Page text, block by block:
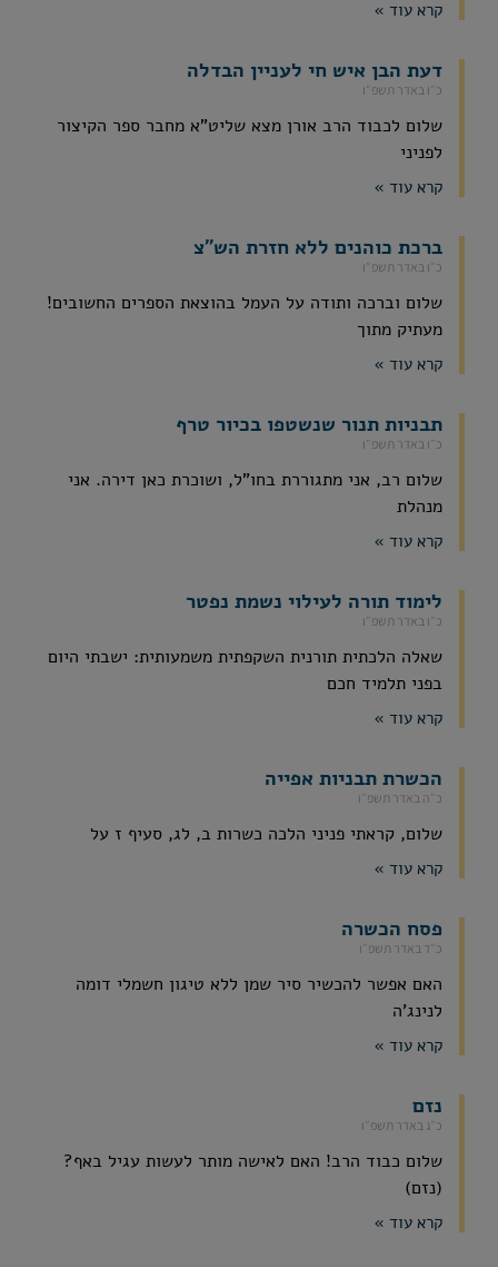
קרא עוד »
דעת הבן איש חי לעניין הבדלה
כ״ו באדר תשפ״ו
שלום לכבוד הרב אורן מצא שליט"א מחבר ספר הקיצור
לפניני
קרא עוד »
ברכת כוהנים ללא חזרת הש"צ
כ״ו באדר תשפ״ו
שלום וברכה ותודה על העמל בהוצאת הספרים החשובים!
מעתיק מתוך
קרא עוד »
תבניות תנור שנשטפו בכיור טרף
כ״ו באדר תשפ״ו
שלום רב, אני מתגוררת בחו"ל, ושוכרת כאן דירה. אני
מנהלת
קרא עוד »
לימוד תורה לעילוי נשמת נפטר
כ״ו באדר תשפ״ו
שאלה הלכתית תורנית השקפתית משמעותית: ישבתי היום
בפני תלמיד חכם
קרא עוד »
הכשרת תבניות אפייה
כ״ה באדר תשפ״ו
שלום, קראתי פניני הלכה כשרות ב, לג, סעיף ז על
קרא עוד »
פסח הכשרה
כ״ד באדר תשפ״ו
האם אפשר להכשיר סיר שמן ללא טיגון חשמלי דומה
לנינג'ה
קרא עוד »
נזם
כ״ג באדר תשפ״ו
שלום כבוד הרב! האם לאישה מותר לעשות עגיל באף?
(נזם)
קרא עוד »